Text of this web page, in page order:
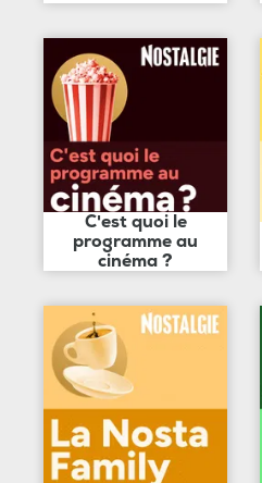
C'est quoi le
programme au
cinéma ?